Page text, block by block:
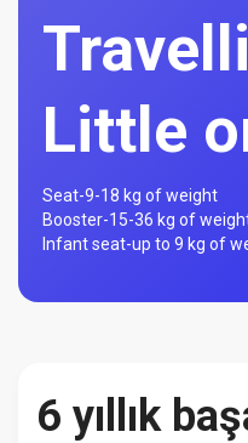
Little
Seat-9-18 kg of weight
Booster-15-36 kg of
Infant seat-up to 9 kg of
6 yıllık